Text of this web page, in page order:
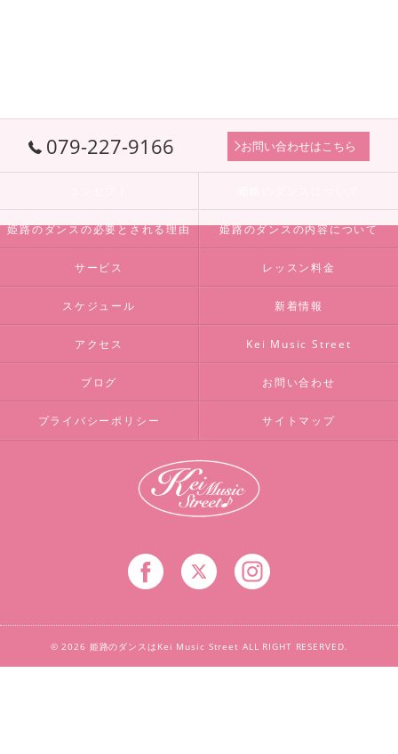
079-227-9166 お問い合わせはこちら
姫路のダンスの必要とされる理由 姫路のダンスの内容について
サービス レッスン料金
スケジュール 新着情報
アクセス Kei Music Street
ブログ お問い合わせ
プライバシーポリシー サイトマップ
© 2026 姫路のダンスはKei Music Street ALL RIGHT RESERVED.